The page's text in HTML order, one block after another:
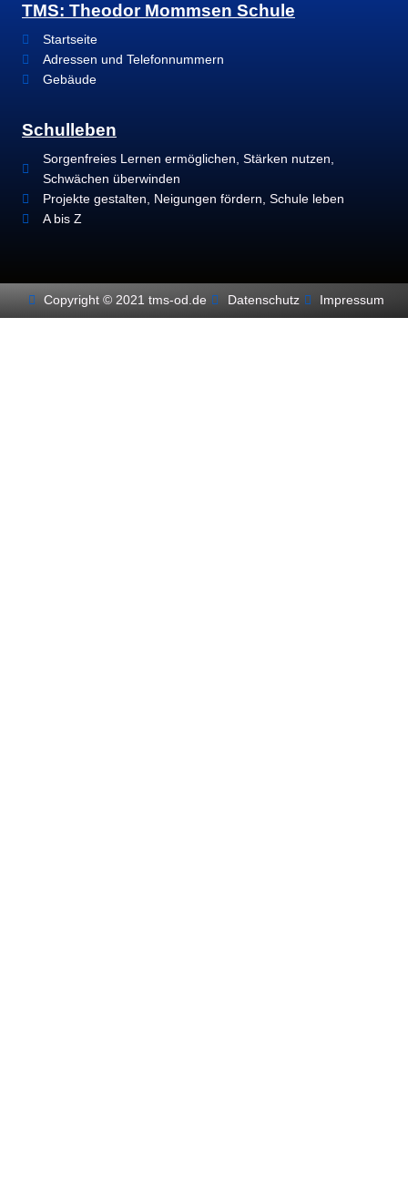
TMS: Theodor Mommsen Schule
Startseite
Adressen und Telefonnummern
Gebäude
Schulleben
Sorgenfreies Lernen ermöglichen, Stärken nutzen,
Schwächen überwinden
Projekte gestalten, Neigungen fördern, Schule leben
A bis Z
Copyright © 2021 tms-od.de Datenschutz Impressum